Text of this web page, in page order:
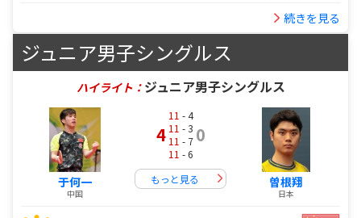
続きを見る
ジュニア男子シングルス
ハイライト： ジュニア男子シングルス
于何一
中国
4
11 - 4
11 - 3
11 - 7
11 - 6
0
もっと見る 曽根翔
日本